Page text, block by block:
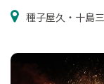
種子屋久・十島